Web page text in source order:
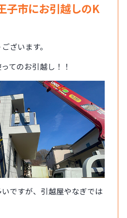
子市にお引越しのK
ざいます。
てのお引越し！！
ですが、引越屋やなぎでは